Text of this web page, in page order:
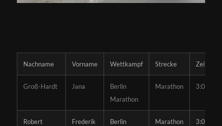
Nachname Vorname Wettkampf Strecke Zeit
Groß-Hardt Jana
Berlin
Marathon
Marathon 3:02:25
Robert Frederik
Berlin
Marathon 3:06:46